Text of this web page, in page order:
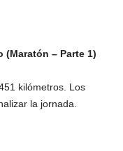
(Maratón – Parte 1)
kilómetros. Los
la jornada.